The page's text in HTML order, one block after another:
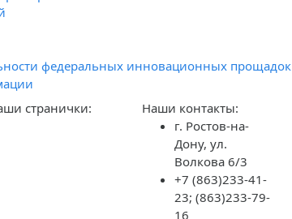
федеральных инновационных прощадок
странички:
Наши контакты:
г. Ростов-на-
Дону, ул.
Волкова 6/3
+7 (863)233-41-
23; (863)233-79-
16